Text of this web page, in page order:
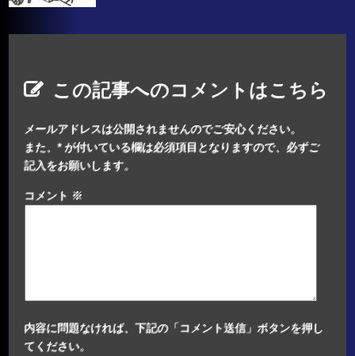
この記事へのコメントはこちら
メールアドレスは公開されませんのでご安心ください。
また、*が付いている欄は必須項目となりますので、必ずご
記入をお願いします。
コメント ※
内容に問題なければ、下記の「コメント送信」ボタンを押し
てください。